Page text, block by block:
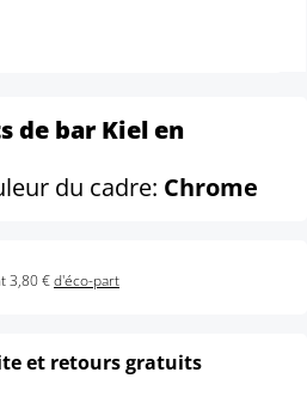
de bar Kiel en
du cadre: Chrome
3,80 €d'éco-part
et retours gratuits